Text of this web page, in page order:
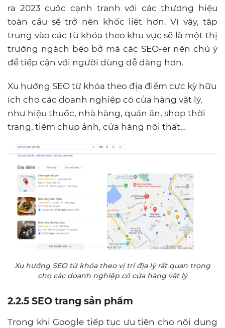
ra 2023 cuộc cạnh tranh với các thương hiệu
toàn cầu sẽ trở nên khốc liệt hơn. Vì vậy, tập
trung vào các từ khóa theo khu vực sẽ là một thị
trường ngách béo bở mà các SEO-er nên chú ý
để tiếp cận với người dùng dễ dàng hơn.
Xu hướng SEO từ khóa theo địa điểm cực kỳ hữu
ích cho các doanh nghiệp có cửa hàng vật lý,
như hiệu thuốc, nhà hàng, quán ăn, shop thời
trang, tiệm chụp ảnh, cửa hàng nội thất…
Xu hướng SEO từ khóa theo vị trí địa lý rất quan trọng
cho các doanh nghiệp có cửa hàng vật lý
2.2.5 SEO trang sản phẩm
Trong khi Google tiếp tục ưu tiên cho nội dung